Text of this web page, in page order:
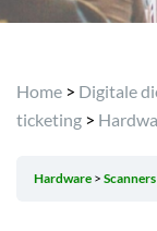
Home > Digitale
ticketing >
Hardware Scanners